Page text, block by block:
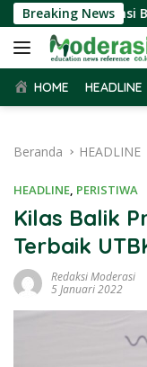
Langsung
ke
konten
Breaking News
Audiensi BPS
HOME HEADLINE
Beranda HEADLINE
HEADLINE, PERISTIWA
Kilas Balik
Terbaik
Redaksi Moderasi
5 Januari 2022